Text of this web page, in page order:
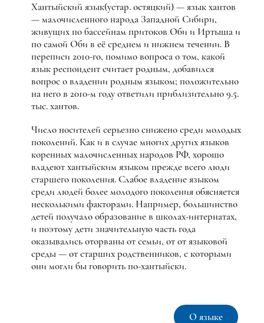
Хантыйский язык(устар. остяцкий) — язык хантов
— малочисленного народа Западной Сибири,
живущих по бассейнам притоков Оби и Иртыша и
по самой Оби в её среднем и нижнем течении. В
переписи 2010-го, помимо вопроса о том, какой
язык респондент считает родным, добавился
вопрос о владении родным языком; положительно
на него в 2010-м году ответили приблизительно 9.5.
тыс. хантов.
Число носителей серьезно снижено среди молодых
поколений. Как и в случае многих других языков
коренных малочисленных народов РФ, хорошо
владеют хантыйским языком прежде всего люди
старшего поколения. Слабое владение языком
среди людей более молодого поколения обясняется
несколькими факторами. Например, большинство
детей получало образование в школах-интернатах,
и поэтому дети значительную часть года
оказывались оторваны от семьи, от от языковой
среды — от старших родственников, с которыми
они могли бы говорить по-хантыйски.
О языке